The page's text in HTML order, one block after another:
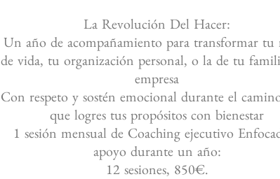
La Revolución Del Hacer:
Un año de acompañamiento para transformar tu
de vida, tu organización personal, o la de tu
empresa
Con respeto y sostén emocional durante el
que logres tus propósitos con bienestar
1 sesión mensual de Coaching ejecutivo
apoyo durante un año:
12 sesiones, 850€.